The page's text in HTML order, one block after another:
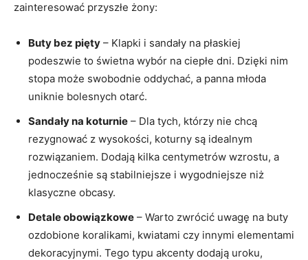
zainteresować przyszłe żony:
Buty bez pięty – Klapki i sandały na płaskiej
podeszwie to świetna wybór na ciepłe dni. Dzięki nim
stopa może swobodnie oddychać, a panna młoda
uniknie bolesnych otarć.
Sandały na koturnie – Dla tych, którzy nie chcą
rezygnować z wysokości, koturny są idealnym
rozwiązaniem. Dodają kilka centymetrów wzrostu, a
jednocześnie są stabilniejsze i wygodniejsze niż
klasyczne obcasy.
Detale obowiązkowe – Warto zwrócić uwagę na buty
ozdobione koralikami, kwiatami czy innymi elementami
dekoracyjnymi. Tego typu akcenty dodają uroku,